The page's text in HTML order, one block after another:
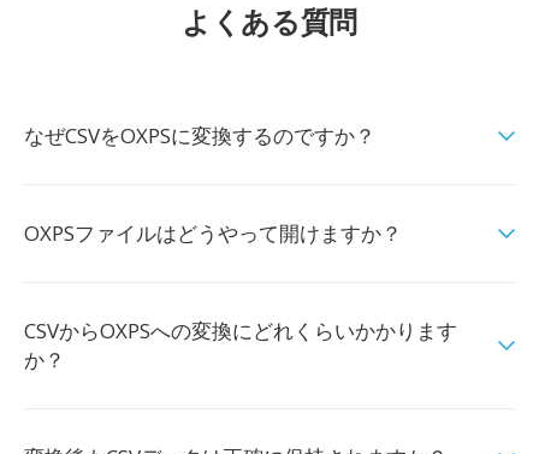
よくある質問
なぜCSVをOXPSに変換するのですか？
OXPSファイルはどうやって開けますか？
CSVからOXPSへの変換にどれくらいかかります
か？